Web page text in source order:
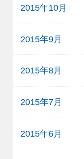
2015年10月
2015年9月
2015年8月
2015年7月
2015年6月